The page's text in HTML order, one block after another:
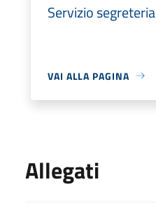
Servizio segreteria
VAI ALLA PAGINA
Allegati